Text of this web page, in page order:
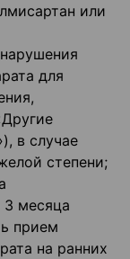
или
для
в случае
степени;
месяца
прием
на ранних